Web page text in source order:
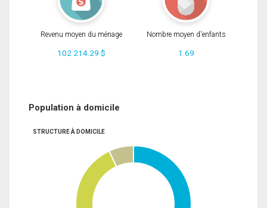
Revenu moyen du ménage
102 214.29 $
Nombre moyen d'enfants
1.69
Population à domicile
STRUCTURE À DOMICILE